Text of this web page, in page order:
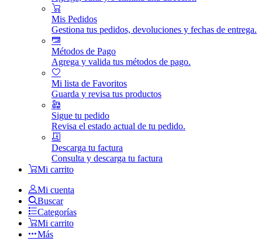
Mis Pedidos
Gestiona tus pedidos, devoluciones y fechas de entrega.
Métodos de Pago
Agrega y valida tus métodos de pago.
Mi lista de Favoritos
Guarda y revisa tus productos
Sigue tu pedido
Revisa el estado actual de tu pedido.
Descarga tu factura
Consulta y descarga tu factura
Mi carrito
Mi cuenta
Buscar
Categorías
Mi carrito
Más